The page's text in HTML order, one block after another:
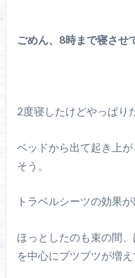
ごめん、8時まで寝させ
2度寝したけどやっぱり
ベッドから出て起き上
そう。
トラベルシーツの効果が
ほっとしたのも束の間
を中心にブツブツが増え